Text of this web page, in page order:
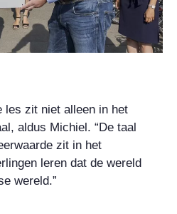
les zit niet alleen in het
aldus Michiel. “De taal
zit in het
leren dat de wereld
wereld.”